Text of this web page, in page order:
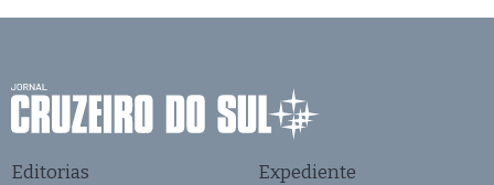
Editorias Expediente